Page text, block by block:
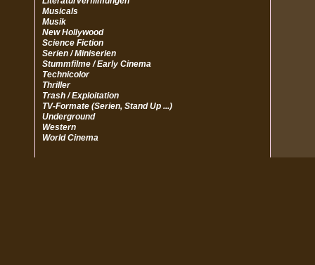
Musicals
Musik
New Hollywood
Science Fiction
Serien / Miniserien
Stummfilme / Early Cinema
Technicolor
Thriller
Trash / Exploitation
TV-Formate (Serien, Stand Up ...)
Underground
Western
World Cinema